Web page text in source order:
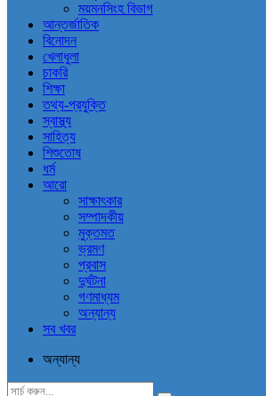
ময়মনসিংহ বিভাগ
আন্তর্জাতিক
বিনোদন
খেলাধুলা
চাকরি
শিক্ষা
তথ্য-প্রযুক্তি
স্বাস্থ্য
সাহিত্য
শিশুতোষ
ধর্ম
আরো
সাক্ষাৎকার
সম্পাদকীয়
মুক্তমত
ভ্রমণ
প্রবাস
দুর্ঘটনা
গণমাধ্যম
অন্যান্য
সব খবর
অন্যান্য